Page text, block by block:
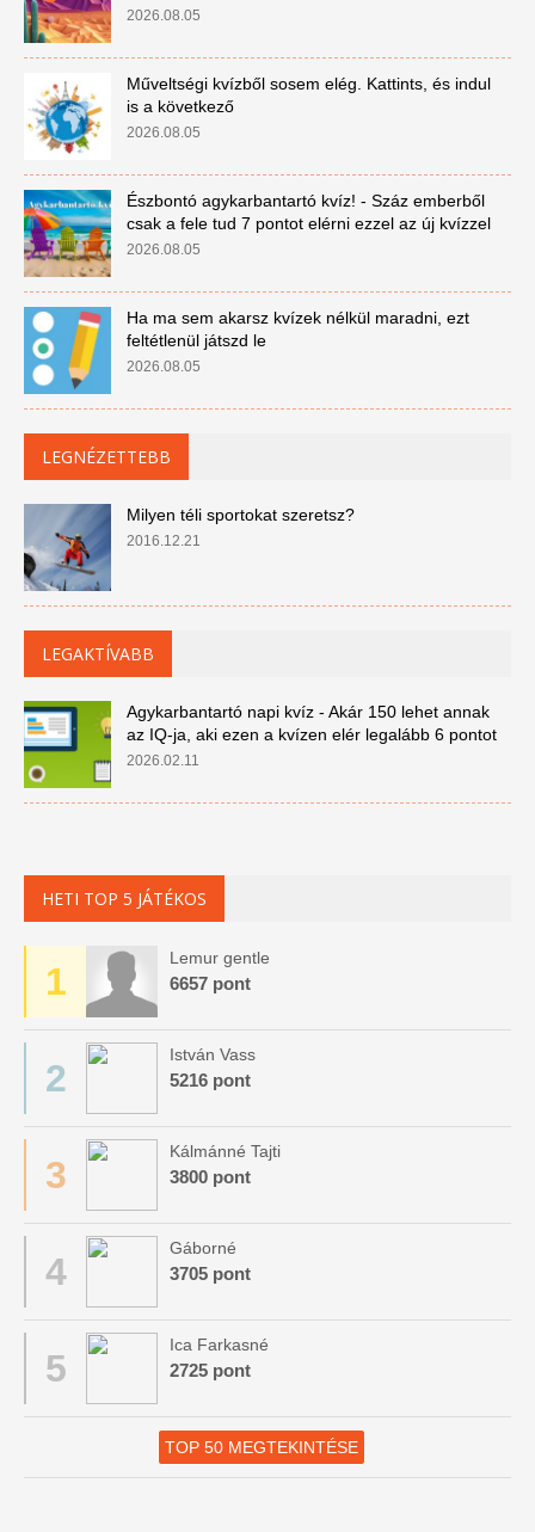
2026.08.05
Műveltségi kvízből sosem elég. Kattints, és indul
is a következő
2026.08.05
Észbontó agykarbantartó kvíz! - Száz emberből
csak a fele tud 7 pontot elérni ezzel az új kvízzel
2026.08.05
Ha ma sem akarsz kvízek nélkül maradni, ezt
feltétlenül játszd le
2026.08.05
LEGNÉZETTEBB
Milyen téli sportokat szeretsz?
2016.12.21
LEGAKTÍVABB
Agykarbantartó napi kvíz - Akár 150 lehet annak
az IQ-ja, aki ezen a kvízen elér legalább 6 pontot
2026.02.11
HETI TOP 5 JÁTÉKOS
1
Lemur gentle
6657 pont
2
István Vass
5216 pont
3
Kálmánné Tajti
3800 pont
4
Gáborné
3705 pont
5
Ica Farkasné
2725 pont
TOP 50 MEGTEKINTÉSE